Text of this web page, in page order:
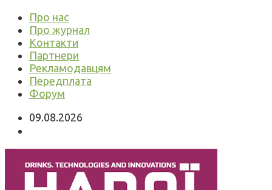
Про нас
Про журнал
Контакти
Партнери
Рекламодавцям
Передплата
Форум
09.08.2026